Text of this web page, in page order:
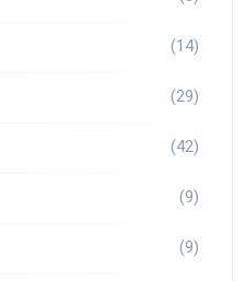
(14)
(29)
(42)
(9)
(9)